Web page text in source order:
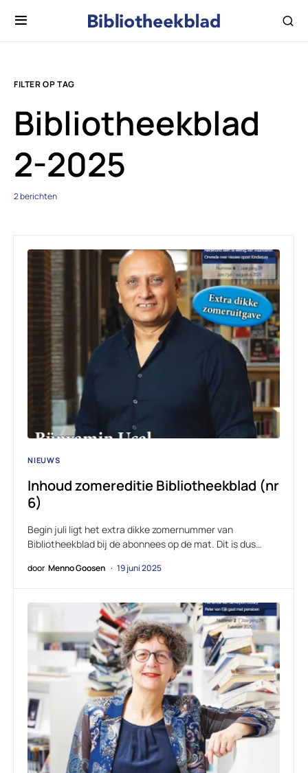
FILTER OP TAG
Bibliotheekblad
2-2025
2 berichten
NIEUWS
Inhoud zomereditie Bibliotheekblad (nr
6)
Begin juli ligt het extra dikke zomernummer van
Bibliotheekblad bij de abonnees op de mat. Dit is dus…
door Menno Goosen 19 juni 2025